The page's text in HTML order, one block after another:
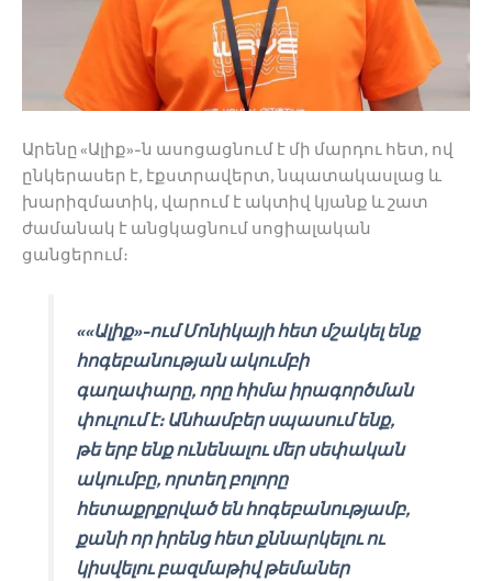
Արենը «Ալիք»-ն ասոցացնում է մի մարդու հետ, ով
ընկերասեր է, էքստրավերտ, նպատակասլաց և
խարիզմատիկ, վարում է ակտիվ կյանք և շատ
ժամանակ է անցկացնում սոցիալական
ցանցերում։
««Ալիք»-ում Մոնիկայի հետ մշակել ենք
հոգեբանության ակումբի
գաղափարը, որը հիմա իրագործման
փուլում է։ Անհամբեր սպասում ենք,
թե երբ ենք ունենալու մեր սեփական
ակումբը, որտեղ բոլորը
հետաքրքրված են հոգեբանությամբ,
քանի որ իրենց հետ քննարկելու ու
կիսվելու բազմաթիվ թեմաներ